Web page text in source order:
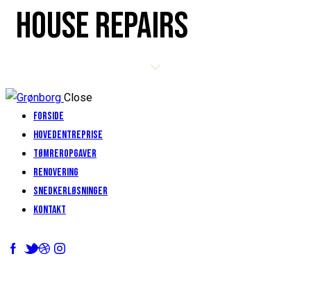
HOUSE REPAIRS
Close
Forside
Hovedentreprise
Tømreropgaver
Renovering
Snedkerløsninger
Kontakt